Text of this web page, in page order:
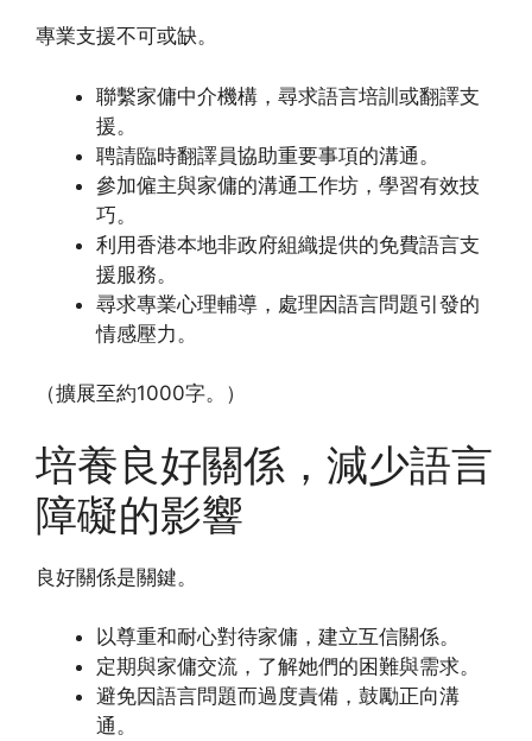
專業支援不可或缺。
聯繫家傭中介機構，尋求語言培訓或翻譯支
援。
聘請臨時翻譯員協助重要事項的溝通。
參加僱主與家傭的溝通工作坊，學習有效技
巧。
利用香港本地非政府組織提供的免費語言支
援服務。
尋求專業心理輔導，處理因語言問題引發的
情感壓力。
（擴展至約1000字。）
培養良好關係，減少語言
障礙的影響
良好關係是關鍵。
以尊重和耐心對待家傭，建立互信關係。
定期與家傭交流，了解她們的困難與需求。
避免因語言問題而過度責備，鼓勵正向溝
通。